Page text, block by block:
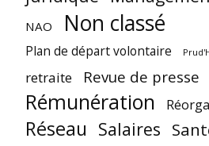
NAO Non classé
Plan de départ volontaire
retraite Revue de presse
Rémunération
Réseau Salaires